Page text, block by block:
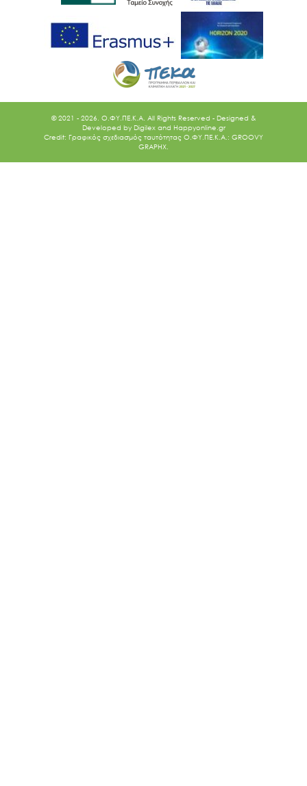
© 2021 - 2026. O.ΦΥ.ΠΕ.Κ.Α. All Rights Reserved - Designed &
Developed by Digilex and Happyonline.gr
Credit: Γραφικός σχεδιασμός ταυτότητας Ο.ΦΥ.ΠΕ.Κ.Α.: GROOVY
GRAPHX.